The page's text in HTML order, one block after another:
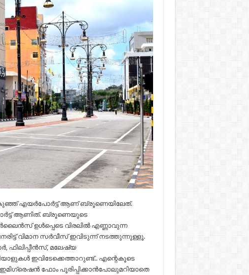
കുഞ്ഞ് എയർപോർട്ട് ആണ് ബ്രൂണെയിലേത്.
ആണിത്. ബ്രൂണെയുടെ
ഉൾപ്പെടെ വിരലിൽ എണ്ണാവുന്ന
വിമാന സർവീസ് ഇവിടുന്ന് നടത്തുന്നുള്ളൂ.
ഫിലിപ്പീൻസ്, മലേഷ്യ
ഇവിടേക്കെത്താറുണ്ട്.. എന്റെകൂടെ
ഫോം പൂരിപ്പിക്കാൻപോലുമറിയാതെ